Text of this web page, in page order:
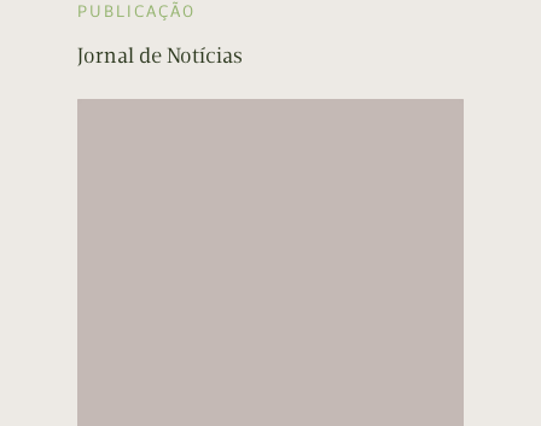
PUBLICAÇÃO
Jornal de Notícias